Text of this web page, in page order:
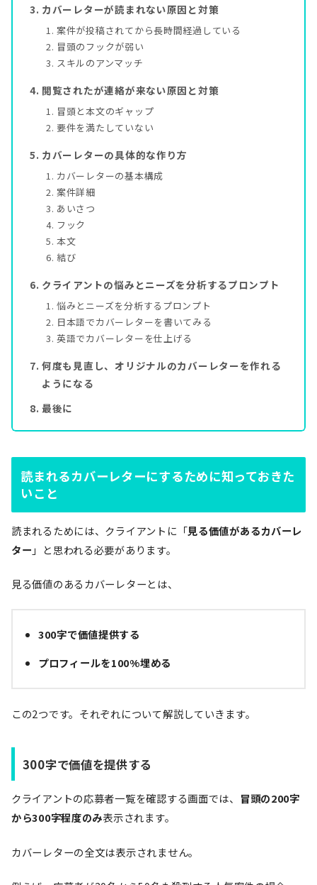
カバーレターが読まれない原因と対策
案件が投稿されてから長時間経過している
冒頭のフックが弱い
スキルのアンマッチ
閲覧されたが連絡が来ない原因と対策
冒頭と本文のギャップ
要件を満たしていない
カバーレターの具体的な作り方
カバーレターの基本構成
案件詳細
あいさつ
フック
本文
結び
クライアントの悩みとニーズを分析するプロンプト
悩みとニーズを分析するプロンプト
日本語でカバーレターを書いてみる
英語でカバーレターを仕上げる
何度も見直し、オリジナルのカバーレターを作れる
ようになる
最後に
読まれるカバーレターにするために知っておきた
いこと
読まれるためには、クライアントに「見る価値があるカバーレ
ター 」と思われる必要があります。
見る価値のあるカバーレターとは、
300字で価値提供する
プロフィールを100%埋める
この2つです。それぞれについて解説していきます。
300字で価値を提供する
クライアントの応募者一覧を確認する画面では、
冒頭の200字
から300字程度のみ表示されます。
カバーレターの全文は表示されません。